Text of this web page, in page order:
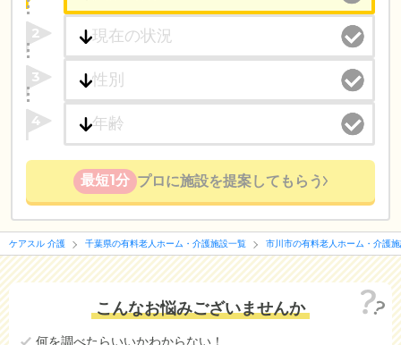
2
3
4
最短1分 プロに施設を提案してもらう
ケアスル 介護 千葉県の有料老人ホーム・介護施設一覧 市川市の有料老人ホーム・介護
こんなお悩みございませんか
何を調べたらいいかわからない！